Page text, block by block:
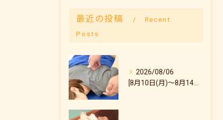
最近の投稿
Recent
Posts
2026/08/06